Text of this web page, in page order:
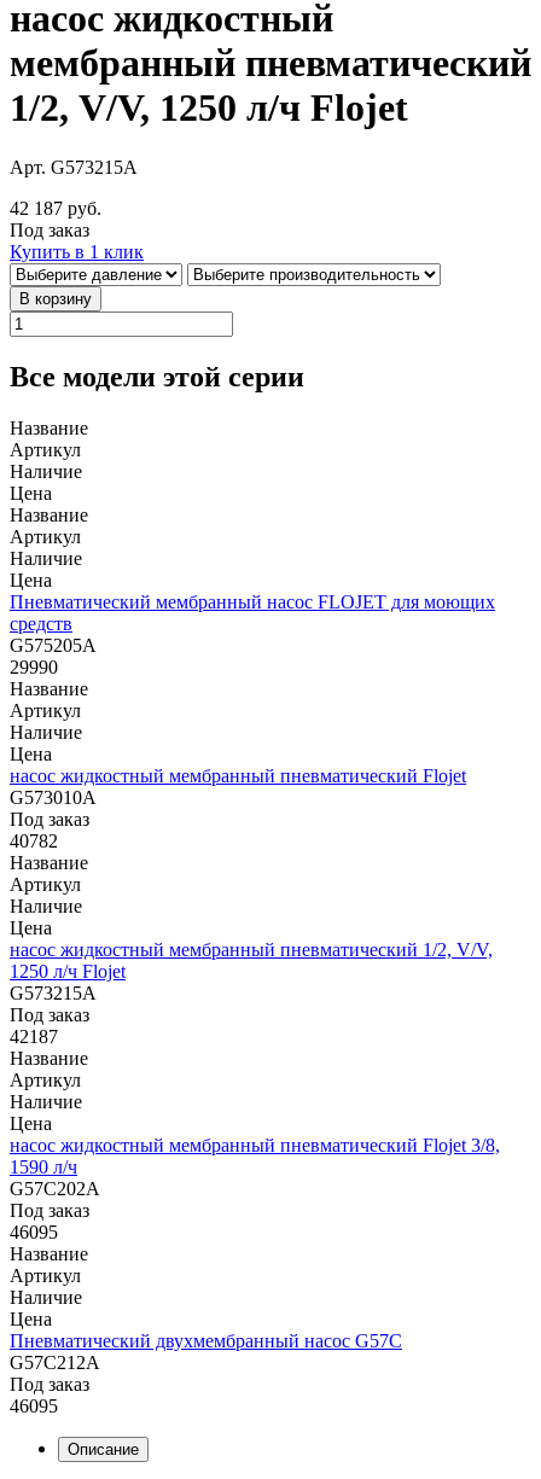
насос жидкостный
мембранный пневматический
1/2, V/V, 1250 л/ч Flojet
Арт. G573215A
42 187 руб.
Под заказ
Купить в 1 клик
В корзину
Все модели этой серии
Название
Артикул
Наличие
Цена
Название
Артикул
Наличие
Цена
Пневматический мембранный насос FLOJET для моющих
средств
G575205A
29990
Название
Артикул
Наличие
Цена
насос жидкостный мембранный пневматический Flojet
G573010A
Под заказ
40782
Название
Артикул
Наличие
Цена
насос жидкостный мембранный пневматический 1/2, V/V,
1250 л/ч Flojet
G573215A
Под заказ
42187
Название
Артикул
Наличие
Цена
насос жидкостный мембранный пневматический Flojet 3/8,
1590 л/ч
G57C202A
Под заказ
46095
Название
Артикул
Наличие
Цена
Пневматический двухмембранный насос G57C
G57C212A
Под заказ
46095
Описание